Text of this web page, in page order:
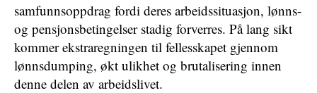
samfunnsoppdrag fordi deres arbeidssituasjon, lønns-
og pensjonsbetingelser stadig forverres. På lang sikt
kommer ekstraregningen til fellesskapet gjennom
lønnsdumping, økt ulikhet og brutalisering innen
denne delen av arbeidslivet.